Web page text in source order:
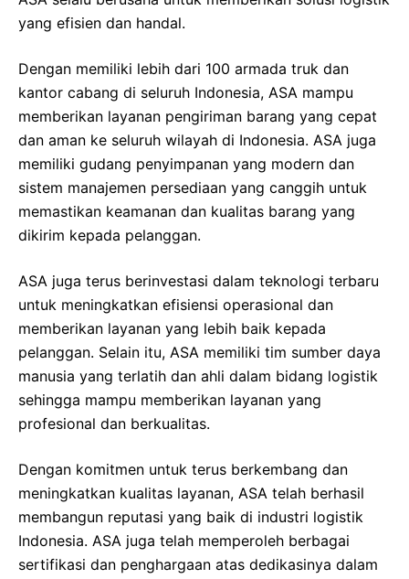
yang efisien dan handal.
Dengan memiliki lebih dari 100 armada truk dan
kantor cabang di seluruh Indonesia, ASA mampu
memberikan layanan pengiriman barang yang cepat
dan aman ke seluruh wilayah di Indonesia. ASA juga
memiliki gudang penyimpanan yang modern dan
sistem manajemen persediaan yang canggih untuk
memastikan keamanan dan kualitas barang yang
dikirim kepada pelanggan.
ASA juga terus berinvestasi dalam teknologi terbaru
untuk meningkatkan efisiensi operasional dan
memberikan layanan yang lebih baik kepada
pelanggan. Selain itu, ASA memiliki tim sumber daya
manusia yang terlatih dan ahli dalam bidang logistik
sehingga mampu memberikan layanan yang
profesional dan berkualitas.
Dengan komitmen untuk terus berkembang dan
meningkatkan kualitas layanan, ASA telah berhasil
membangun reputasi yang baik di industri logistik
Indonesia. ASA juga telah memperoleh berbagai
sertifikasi dan penghargaan atas dedikasinya dalam